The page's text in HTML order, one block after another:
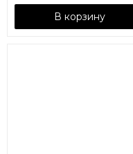
В корзину